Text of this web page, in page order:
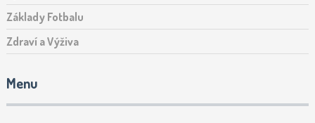
Základy Fotbalu
Zdraví a Výživa
Menu